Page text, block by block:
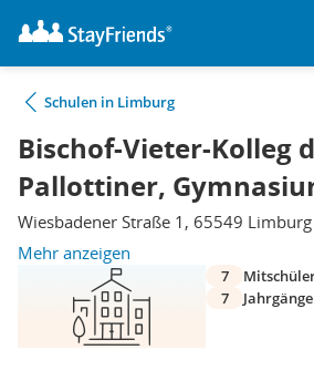
Schulen in Limburg
Bischof-Vieter-Kolleg
Pallottiner,
Wiesbadener Straße 1, 65549 Limburg
Mehr anzeigen
7
7
Jahrgänge